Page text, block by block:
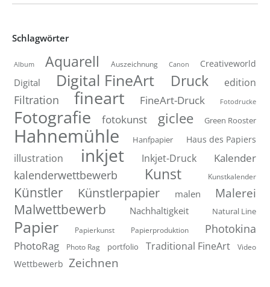
Schlagwörter
Album Aquarell Auszeichnung Canon Creativeworld
Digital Digital FineArt Druck edition
Filtration fineart FineArt-Druck Fotodrucke
Fotografie fotokunst giclee Green Rooster
Hahnemühle Hanfpapier Haus des Papiers
illustration inkjet Inkjet-Druck Kalender
kalenderwettbewerb Kunst Kunstkalender
Künstler Künstlerpapier malen Malerei
Malwettbewerb Nachhaltigkeit Natural Line
Papier Papierkunst Papierproduktion Photokina
PhotoRag Photo Rag portfolio Traditional FineArt Video
Wettbewerb Zeichnen